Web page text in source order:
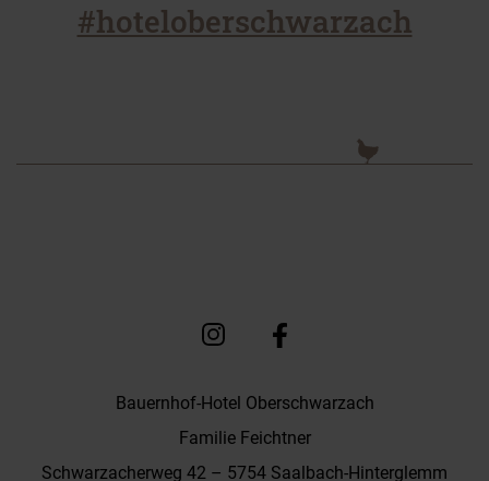
#hoteloberschwarzach
Bauernhof-Hotel Oberschwarzach
Familie Feichtner
Schwarzacherweg 42 – 5754 Saalbach-Hinterglemm